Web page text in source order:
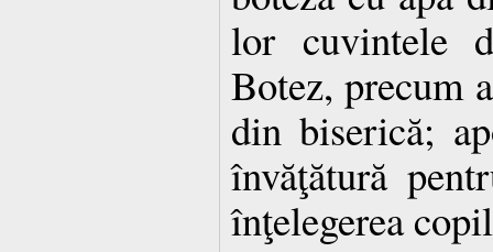
lor cuvintele
Botez, precum
din biserică;
învăţătură
înţelegerea